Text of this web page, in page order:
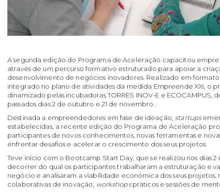
A segunda edição do Programa de Aceleração capacitou
através de um percurso formativo estruturado para apoiar a
desenvolvimento de negócios inovadores. Realizado em
integrado no plano de atividades da medida Empreende XXI, o
dinamizado pelas incubadoras TORRES INOV-E e ECOCAMPUS,
passados dias 2 de outubro e 21 de novembro.
Destinada a empreendedores em fase de ideação, startups
estabelecidas, a recente edição do Programa de Aceleração
participantes de novos conhecimentos, novas ferramentas e
enfrentar desafios e acelerar o crescimento dos seus projetos.
Teve início com o Bootcamp Start Day, que se realizou nos dias
decorrer do qual os participantes trabalharam a estruturação e
negócio e analisaram a viabilidade económica dos seus
colaborativas de inovação,
workshopspráticos e sessões de